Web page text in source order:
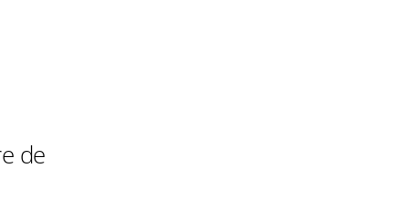
de